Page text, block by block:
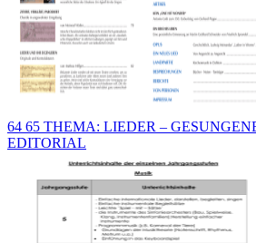
64 65 THEMA: LIEDER –
EDITORIAL